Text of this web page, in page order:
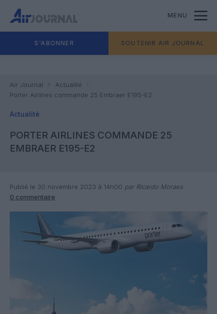
MENU
S'ABONNER SOUTENIR AIR JOURNAL
Air Journal
Actualité
Porter Airlines commande 25 Embraer E195-E2
Actualité
PORTER AIRLINES COMMANDE 25
EMBRAER E195-E2
Publié le 30 novembre 2023 à 14h00 par Ricardo Moraes
0 commentaire